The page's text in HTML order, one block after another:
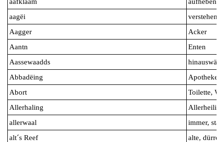
aagëi
verstehen
Aagger
Acker
Aantn
Enten
Aassewaadds
Abbadëing
Apotheke
Abort
Toilette,
Allerhaling
allerwaal
immer,
alt´s Reef
alte,